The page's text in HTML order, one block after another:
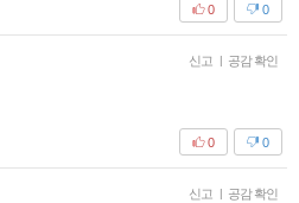
0
0
신고 공감 확인
0
0
신고 공감 확인